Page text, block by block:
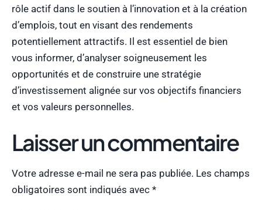
rôle actif dans le soutien à l’innovation et à la création
d’emplois, tout en visant des rendements
potentiellement attractifs. Il est essentiel de bien
vous informer, d’analyser soigneusement les
opportunités et de construire une stratégie
d’investissement alignée sur vos objectifs financiers
et vos valeurs personnelles.
Laisser un commentaire
Votre adresse e-mail ne sera pas publiée. Les champs
obligatoires sont indiqués avec *